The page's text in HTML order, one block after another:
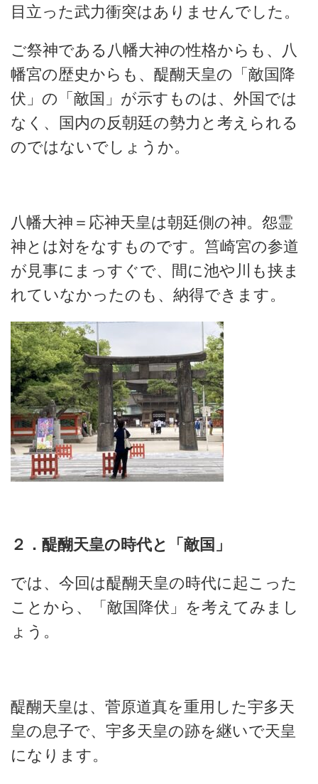
目立った武力衝突はありませんでした。
ご祭神である八幡大神の性格からも、八
幡宮の歴史からも、醍醐天皇の「敵国降
伏」の「敵国」が示すものは、外国では
なく、国内の反朝廷の勢力と考えられる
のではないでしょうか。
八幡大神＝応神天皇は朝廷側の神。怨霊
神とは対をなすものです。筥崎宮の参道
が見事にまっすぐで、間に池や川も挟ま
れていなかったのも、納得できます。
２．醍醐天皇の時代と「敵国」
では、今回は醍醐天皇の時代に起こった
ことから、「敵国降伏」を考えてみまし
ょう。
醍醐天皇は、菅原道真を重用した宇多天
皇の息子で、宇多天皇の跡を継いで天皇
になります。